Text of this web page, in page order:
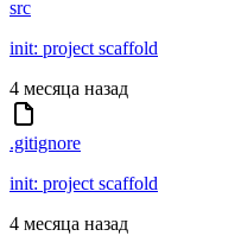
src
init: project scaffold
4 месяца назад
.gitignore
init: project scaffold
4 месяца назад